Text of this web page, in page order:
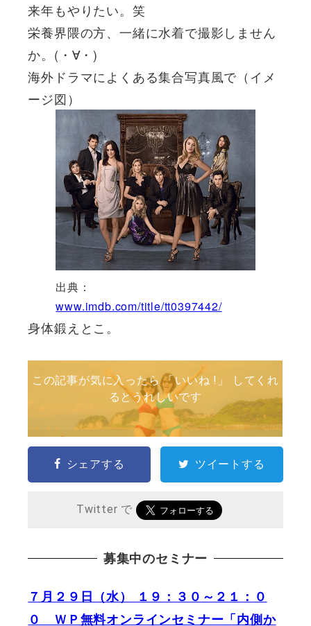
来年もやりたい。笑
栄養界隈の方、一緒に水着で撮影しません
か。(・∀・)
海外ドラマによくある集合写真風で（イメ
ージ図）
出典：
www.imdb.com/title/tt0397442/
身体鍛えとこ。
この記事が気に入ったら 「いいね !」 してくれ
るとうれしいです
シェアする ツイートする
Twitter で
募集中のセミナー
７月２９日（水） １９：３０～２１：０
０ ＷＰ無料オンラインセミナー「内側か